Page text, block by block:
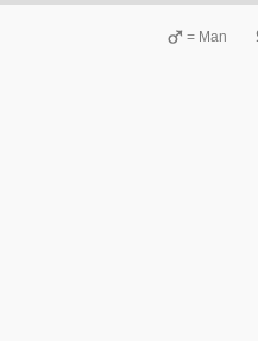
= Man